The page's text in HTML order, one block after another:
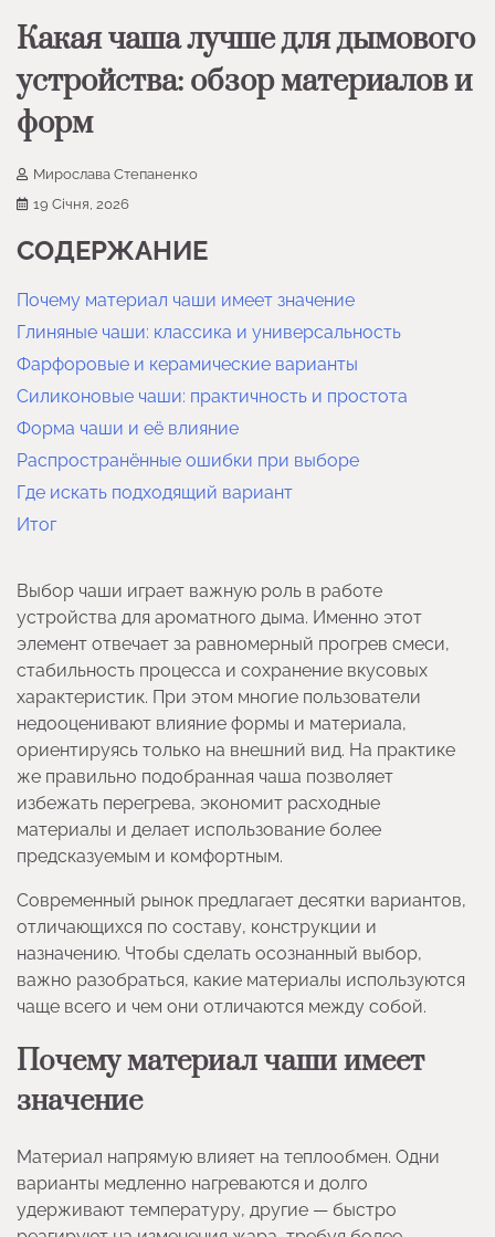
Какая чаша лучше для дымового
устройства: обзор материалов и
форм
Мирослава Степаненко
19 Січня, 2026
СОДЕРЖАНИЕ
Почему материал чаши имеет значение
Глиняные чаши: классика и универсальность
Фарфоровые и керамические варианты
Силиконовые чаши: практичность и простота
Форма чаши и её влияние
Распространённые ошибки при выборе
Где искать подходящий вариант
Итог
Выбор чаши играет важную роль в работе
устройства для ароматного дыма. Именно этот
элемент отвечает за равномерный прогрев смеси,
стабильность процесса и сохранение вкусовых
характеристик. При этом многие пользователи
недооценивают влияние формы и материала,
ориентируясь только на внешний вид. На практике
же правильно подобранная чаша позволяет
избежать перегрева, экономит расходные
материалы и делает использование более
предсказуемым и комфортным.
Современный рынок предлагает десятки вариантов,
отличающихся по составу, конструкции и
назначению. Чтобы сделать осознанный выбор,
важно разобраться, какие материалы используются
чаще всего и чем они отличаются между собой.
Почему материал чаши имеет
значение
Материал напрямую влияет на теплообмен. Одни
варианты медленно нагреваются и долго
удерживают температуру, другие — быстро